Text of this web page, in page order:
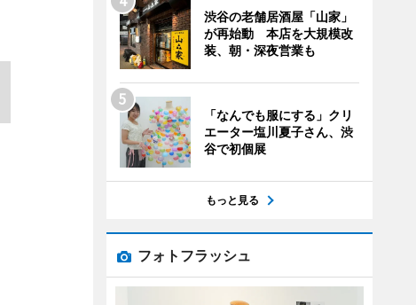
渋谷の老舗居酒屋「山家」
が再始動 本店を大規模改
装、朝・深夜営業も
「なんでも服にする」クリ
エーター塩川夏子さん、渋
谷で初個展
もっと見る
フォトフラッシュ